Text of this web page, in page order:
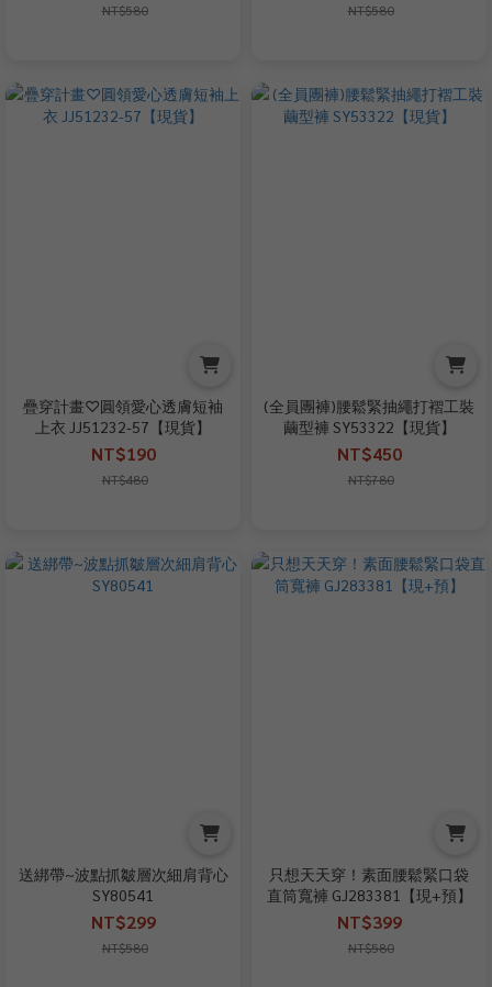
NT$580 NT$580
疊穿計畫♡圓領愛心透膚短袖
上衣 JJ51232-57【現貨】
NT$190
NT$480
(全員團褲)腰鬆緊抽繩打褶工裝
繭型褲 SY53322【現貨】
NT$450
NT$780
送綁帶~波點抓皺層次細肩背心
SY80541
NT$299
NT$580
只想天天穿！素面腰鬆緊口袋
直筒寬褲 GJ283381【現+預】
NT$399
NT$580